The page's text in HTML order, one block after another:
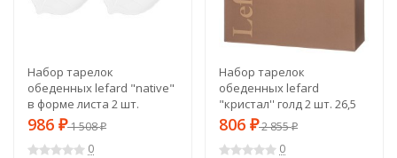
Набор тарелок
обеденных lefard "native"
в форме листа 2 шт.
27,7*20,5*2,5 см Lefard
(474-217)
986 ₽1 508₽
0
Набор тарелок
обеденных lefard
"кристал'' голд 2 шт. 26,5
см Lefard (414-051)
806 ₽2 855₽
0